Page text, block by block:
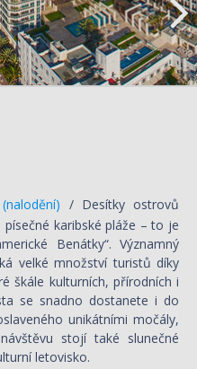
/ Desítky ostrovů
karibské pláže – to je
Benátky“. Významný
velké množství turistů díky
škále kulturních, přírodních i
se snadno dostanete i do
unikátními močály,
stojí také slunečné
letovisko.